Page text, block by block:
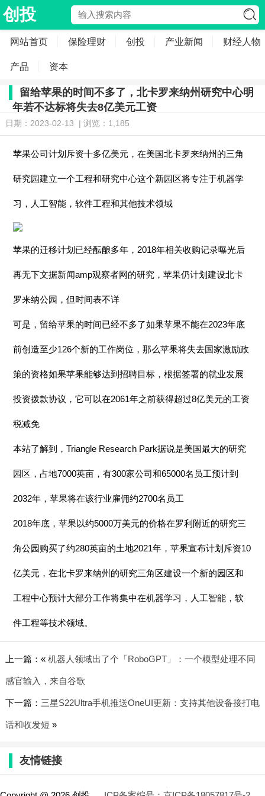
创投
网站首页 保险理财 创投 产业新闻 财经人物
产品 资本
留给苹果的时间不多了，北卡罗来纳州研究中心明
年若不达标将失去8亿美元工资
日期：2023-02-13 | 浏览：1,185
苹果公司计划斥资十多亿美元，在美国北卡罗来纳州的三角
研究园建立一个工程和研究中心这个新园区将专注于机器学
习，人工智能，软件工程和其他技术领域
苹果的迁移计划已经酝酿多年，2018年相关收购记录曝光后
再无下文据新闻amp观察者网的研究，苹果仍计划建设北卡
罗来纳公园，但时间表不详
可是，留给苹果的时间已经不多了如果苹果不能在2023年底
前创造至少126个新的工作岗位，那么苹果将失去国家激励政
策的资格如果苹果能够达到招聘目标，根据签署的就业发展
投资拨款协议，它可以在2061年之前获得超过8亿美元的工资
税减免
本站了解到，Triangle Research Park据说是美国最大的研究
园区，占地7000英亩，有300家公司和65000名员工预计到
2032年，苹果将在该行业雇佣约2700名员工
2018年底，苹果以约5000万美元的价格在罗利附近的研究三
角公园购买了约280英亩的土地2021年，苹果宣布计划斥资10
亿美元，在北卡罗来纳州的研究三角区建设一个新的园区和
工程中心预计大部分工作将集中在机器学习，人工智能，软
件工程等技术领域。
上一篇：« 机器人领域出了个「RoboGPT」：一个模型处理不同
感官输入，来自谷歌
下一篇： 三星S22Ultra手机推送OneUI更新：支持其他设备接打电
话和收发短 »
友情链接